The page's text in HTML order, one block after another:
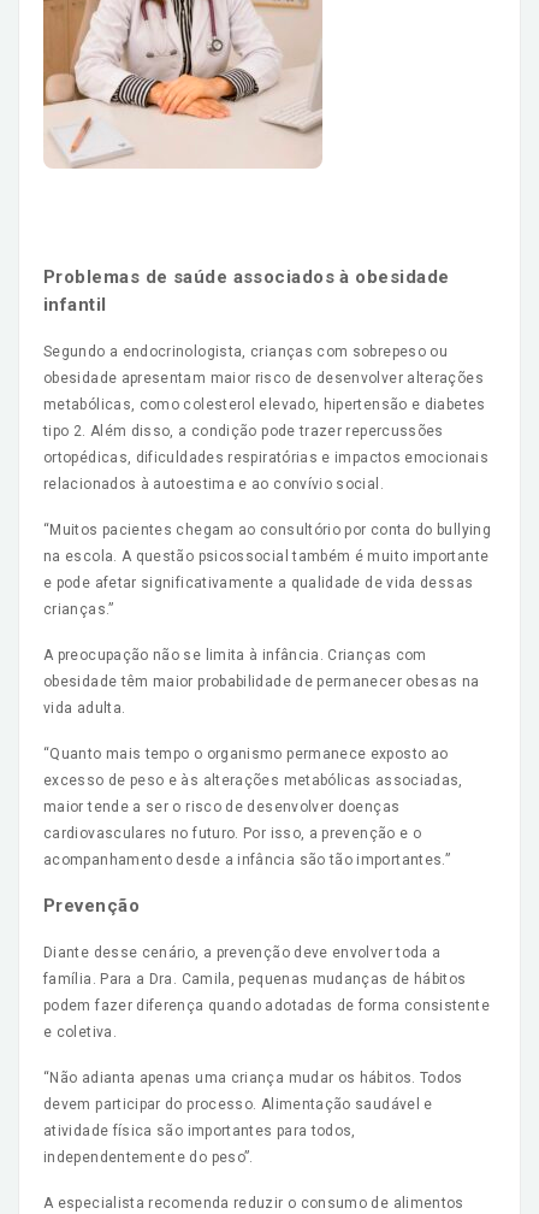
Problemas de saúde associados à obesidade
infantil
Segundo a endocrinologista, crianças com sobrepeso ou
obesidade apresentam maior risco de desenvolver alterações
metabólicas, como colesterol elevado, hipertensão e diabetes
tipo 2. Além disso, a condição pode trazer repercussões
ortopédicas, dificuldades respiratórias e impactos emocionais
relacionados à autoestima e ao convívio social.
“Muitos pacientes chegam ao consultório por conta do bullying
na escola. A questão psicossocial também é muito importante
e pode afetar significativamente a qualidade de vida dessas
crianças.”
A preocupação não se limita à infância. Crianças com
obesidade têm maior probabilidade de permanecer obesas na
vida adulta.
“Quanto mais tempo o organismo permanece exposto ao
excesso de peso e às alterações metabólicas associadas,
maior tende a ser o risco de desenvolver doenças
cardiovasculares no futuro. Por isso, a prevenção e o
acompanhamento desde a infância são tão importantes.”
Prevenção
Diante desse cenário, a prevenção deve envolver toda a
família. Para a Dra. Camila, pequenas mudanças de hábitos
podem fazer diferença quando adotadas de forma consistente
e coletiva.
“Não adianta apenas uma criança mudar os hábitos. Todos
devem participar do processo. Alimentação saudável e
atividade física são importantes para todos,
independentemente do peso”.
A especialista recomenda reduzir o consumo de alimentos